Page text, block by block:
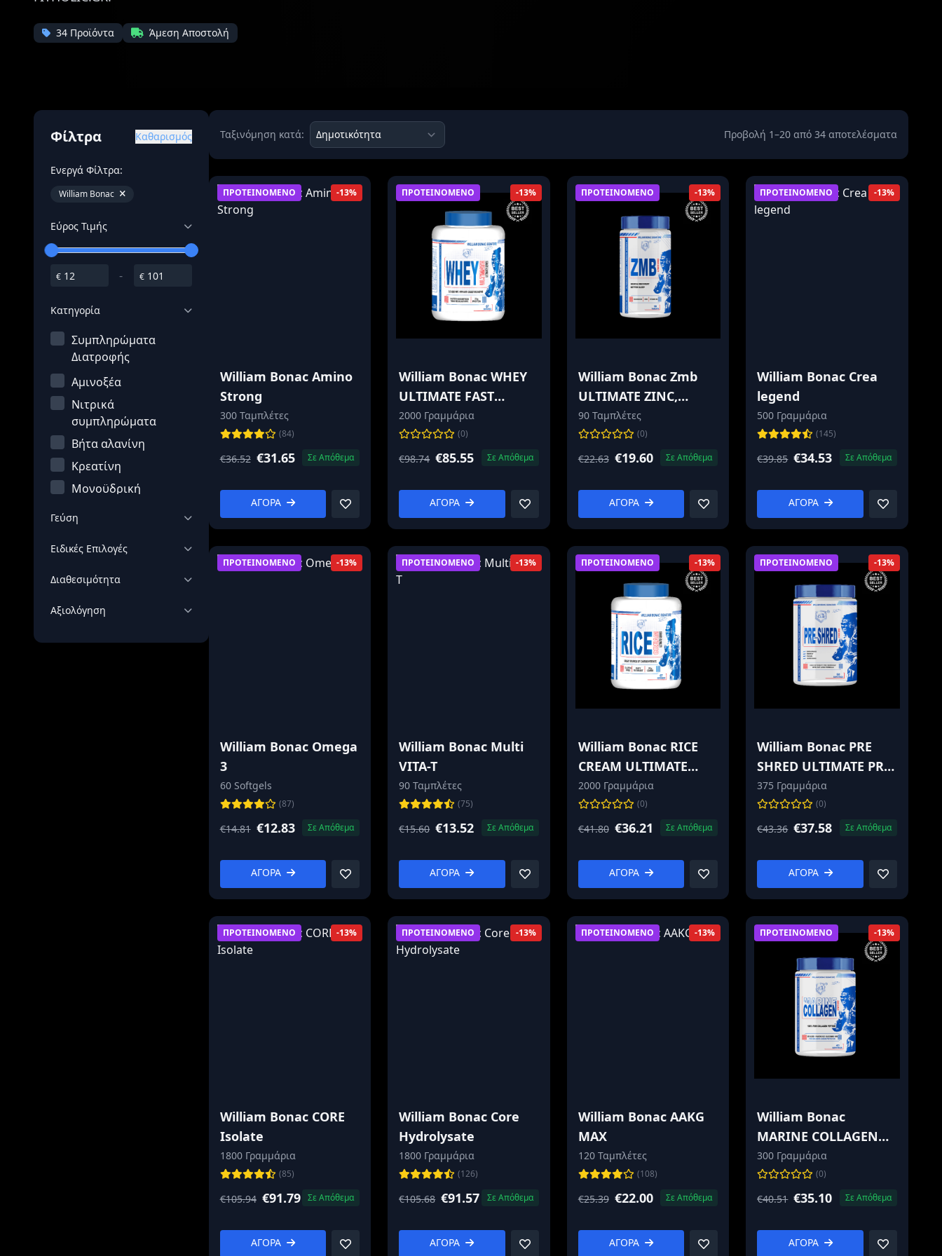
34 Προϊόντα Άμεση Αποστολή
Φίλτρα Καθαρισμός
Ενεργά Φίλτρα:
William Bonac
Εύρος Τιμής
€ - €
Κατηγορία
Συμπληρώματα
Διατροφής
Aμινοξέα
Νιτρικά
συμπληρώματα
Βήτα αλανίνη
Κρεατίνη
Μονοϋδρική
Απαραίτητα αμινοξέα
Πρωτεΐνες
Αύξηση Βάρους /
Όγκου
Υδατάνθρακες
Γεύση
Ειδικές Επιλογές
Διαθεσιμότητα
Αξιολόγηση
Ταξινόμηση κατά: Προβολή 1–20 από 34 αποτελέσματα
ΠΡΟΤΕΙΝΟΜΕΝΟ -13%
William Bonac Amino
Strong
300 Ταμπλέτες
(84)
€36.52 €31.65 Σε Απόθεμα
ΑΓΟΡΑ
ΠΡΟΤΕΙΝΟΜΕΝΟ -13%
William Bonac WHEY
ULTIMATE FAST
ABSORPTION
2000 Γραμμάρια
(0)
€98.74 €85.55 Σε Απόθεμα
ΑΓΟΡΑ
ΠΡΟΤΕΙΝΟΜΕΝΟ -13%
William Bonac Zmb
ULTIMATE ZINC,
MAGNESIUM AND
VITAMIN B6
90 Ταμπλέτες
(0)
€22.63 €19.60 Σε Απόθεμα
ΑΓΟΡΑ
ΠΡΟΤΕΙΝΟΜΕΝΟ -13%
William Bonac Crea
legend
500 Γραμμάρια
(145)
€39.85 €34.53 Σε Απόθεμα
ΑΓΟΡΑ
ΠΡΟΤΕΙΝΟΜΕΝΟ -13%
William Bonac Omega
3
60 Softgels
(87)
€14.81 €12.83 Σε Απόθεμα
ΑΓΟΡΑ
ΠΡΟΤΕΙΝΟΜΕΝΟ -13%
William Bonac Multi
VITA-T
90 Ταμπλέτες
(75)
€15.60 €13.52 Σε Απόθεμα
ΑΓΟΡΑ
ΠΡΟΤΕΙΝΟΜΕΝΟ -13%
William Bonac RICE
CREAM ULTIMATE
LOW SUGAR CARB
MEAL
2000 Γραμμάρια
(0)
€41.80 €36.21 Σε Απόθεμα
ΑΓΟΡΑ
ΠΡΟΤΕΙΝΟΜΕΝΟ -13%
William Bonac PRE
SHRED ULTIMATE PRE-
WORKOUT
375 Γραμμάρια
(0)
€43.36 €37.58 Σε Απόθεμα
ΑΓΟΡΑ
ΠΡΟΤΕΙΝΟΜΕΝΟ -13%
William Bonac CORE
Isolate
1800 Γραμμάρια
(85)
€105.94 €91.79 Σε Απόθεμα
ΑΓΟΡΑ
ΠΡΟΤΕΙΝΟΜΕΝΟ -13%
William Bonac Core
Hydrolysate
1800 Γραμμάρια
(126)
€105.68 €91.57 Σε Απόθεμα
ΑΓΟΡΑ
ΠΡΟΤΕΙΝΟΜΕΝΟ -13%
William Bonac AAKG
MAX
120 Ταμπλέτες
(108)
€25.39 €22.00 Σε Απόθεμα
ΑΓΟΡΑ
ΠΡΟΤΕΙΝΟΜΕΝΟ -13%
William Bonac
MARINE COLLAGEN
ULTIMATE
300 Γραμμάρια
(0)
€40.51 €35.10 Σε Απόθεμα
ΑΓΟΡΑ